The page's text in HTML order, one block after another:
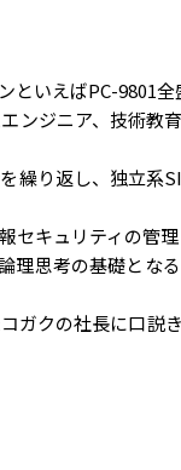
いえばPC-9801全
ンジニア、技術教
繰り返し、独立系
キュリティの管
理思考の基礎とな
ガクの社長に口説